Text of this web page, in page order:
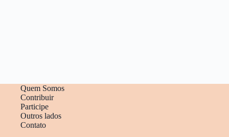
Quem Somos
Contribuir
Participe
Outros lados
Contato